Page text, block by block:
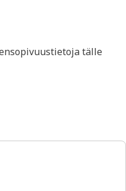
tälle